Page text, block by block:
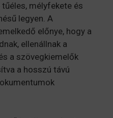
mélyfekete és
legyen. A
előnye, hogy a
ellenállnak a
a szövegkiemelők
a hosszú távú